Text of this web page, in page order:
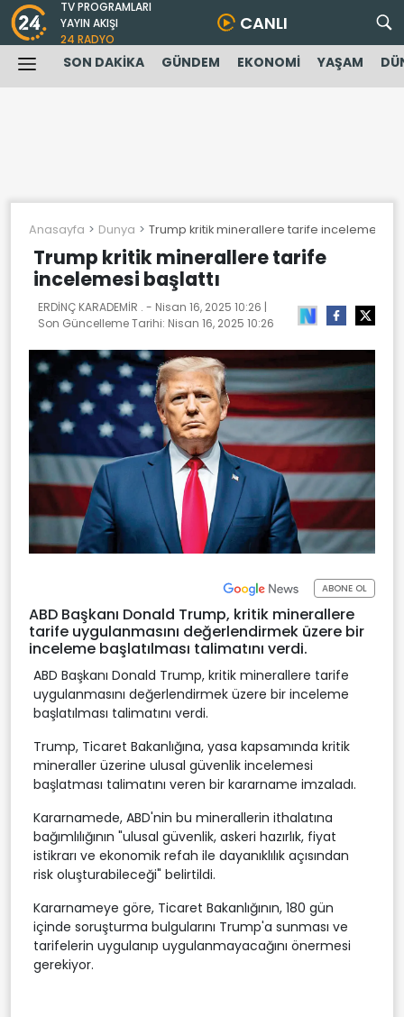
TV PROGRAMLARI
YAYIN AKIŞI
24 RADYO
CANLI
SON DAKİKA GÜNDEM EKONOMİ YAŞAM
Anasayfa Dunya Trump kritik minerallere tarife incelemesi
Trump kritik minerallere tarife
incelemesi başlattı
ERDİNÇ KARADEMİR . - Nisan 16, 2025 10:26 |
Son Güncelleme Tarihi: Nisan 16, 2025 10:26
ABONE OL
ABD Başkanı Donald Trump, kritik minerallere
tarife uygulanmasını değerlendirmek üzere bir
inceleme başlatılması talimatını verdi.
ABD Başkanı Donald Trump, kritik minerallere tarife
uygulanmasını değerlendirmek üzere bir inceleme
başlatılması talimatını verdi.
Trump, Ticaret Bakanlığına, yasa kapsamında kritik
mineraller üzerine ulusal güvenlik incelemesi
başlatması talimatını veren bir kararname imzaladı.
Kararnamede, ABD'nin bu minerallerin ithalatına
bağımlılığının "ulusal güvenlik, askeri hazırlık, fiyat
istikrarı ve ekonomik refah ile dayanıklılık açısından
risk oluşturabileceği" belirtildi.
Kararnameye göre, Ticaret Bakanlığının, 180 gün
içinde soruşturma bulgularını Trump'a sunması ve
tarifelerin uygulanıp uygulanmayacağını önermesi
gerekiyor.